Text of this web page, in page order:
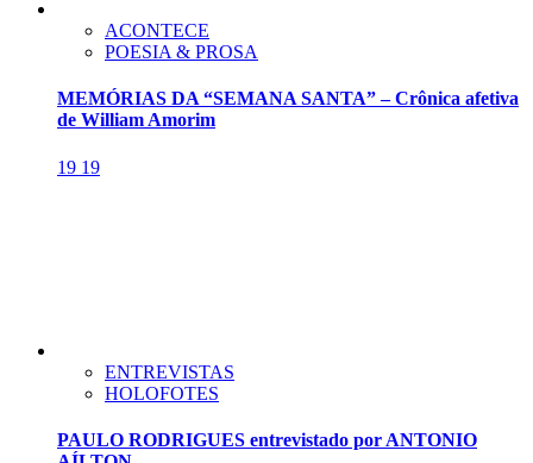
ACONTECE
POESIA & PROSA
MEMÓRIAS DA “SEMANA SANTA” – Crônica afetiva
de William Amorim
19 19
ENTREVISTAS
HOLOFOTES
PAULO RODRIGUES entrevistado por ANTONIO